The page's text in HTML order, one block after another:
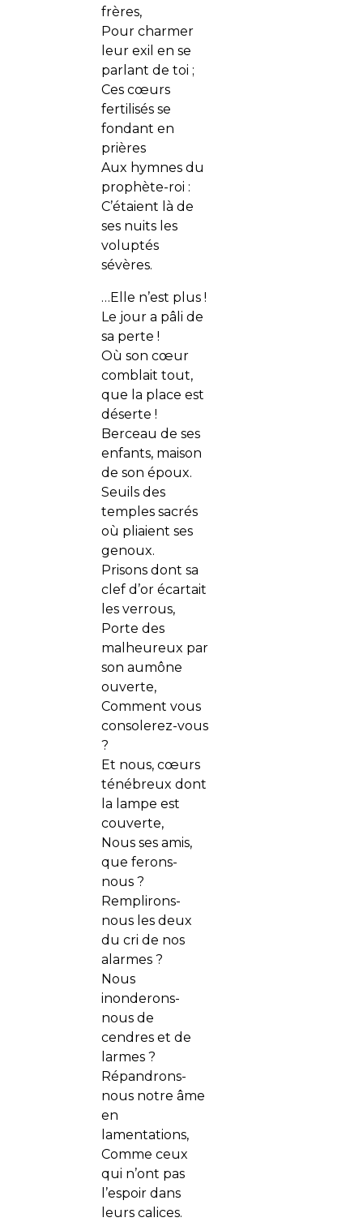
frères,
Pour charmer
leur exil en se
parlant de toi ;
Ces cœurs
fertilisés se
fondant en
prières
Aux hymnes du
prophète-roi :
C’étaient là de
ses nuits les
voluptés
sévères.
…Elle n’est plus !
Le jour a pâli de
sa perte !
Où son cœur
comblait tout,
que la place est
déserte !
Berceau de ses
enfants, maison
de son époux.
Seuils des
temples sacrés
où pliaient ses
genoux.
Prisons dont sa
clef d’or écartait
les verrous,
Porte des
malheureux par
son aumône
ouverte,
Comment vous
consolerez-vous
?
Et nous, cœurs
ténébreux dont
la lampe est
couverte,
Nous ses amis,
que ferons-
nous ?
Remplirons-
nous les deux
du cri de nos
alarmes ?
Nous
inonderons-
nous de
cendres et de
larmes ?
Répandrons-
nous notre âme
en
lamentations,
Comme ceux
qui n’ont pas
l’espoir dans
leurs calices.